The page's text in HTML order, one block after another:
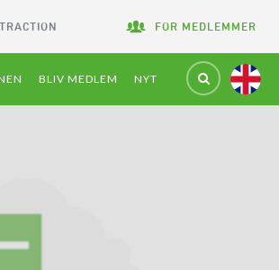
FOR MEDLEMMER
BLIV MEDLEM NYT